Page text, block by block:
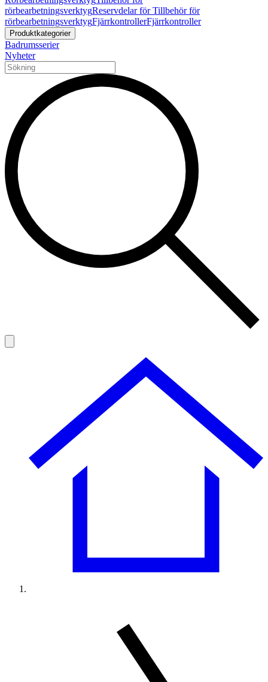
rörbearbetningsverktygReservdelar för Tillbehör för
rörbearbetningsverktygFjärrkontrollerFjärrkontroller
Produktkategorier
Badrumsserier
Nyheter